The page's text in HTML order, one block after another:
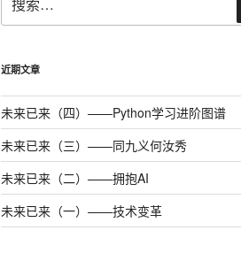
索：
近期文章
未来已来（四）——Python学习进阶图谱
未来已来（三）——同九义何汝秀
未来已来（二）——拥抱AI
未来已来（一）——技术变革